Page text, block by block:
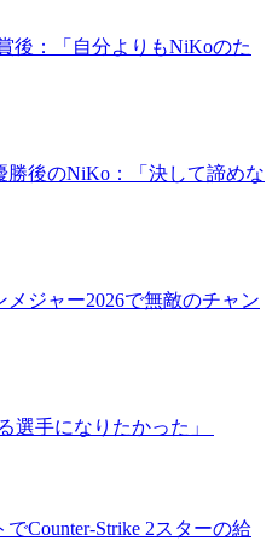
後：「自分よりもNiKoのた
勝後のNiKo：「決して諦めな
ジャー2026で無敵のチャン
選手になりたかった」
Counter-Strike 2スターの給